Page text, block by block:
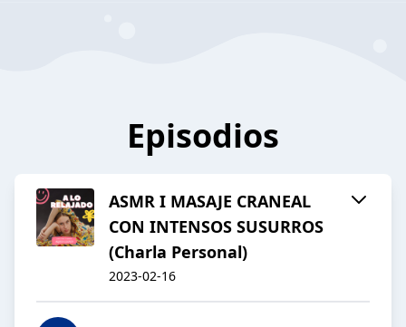
Episodios
ASMR I MASAJE CRANEAL
CON INTENSOS SUSURROS
(Charla Personal)
2023-02-16